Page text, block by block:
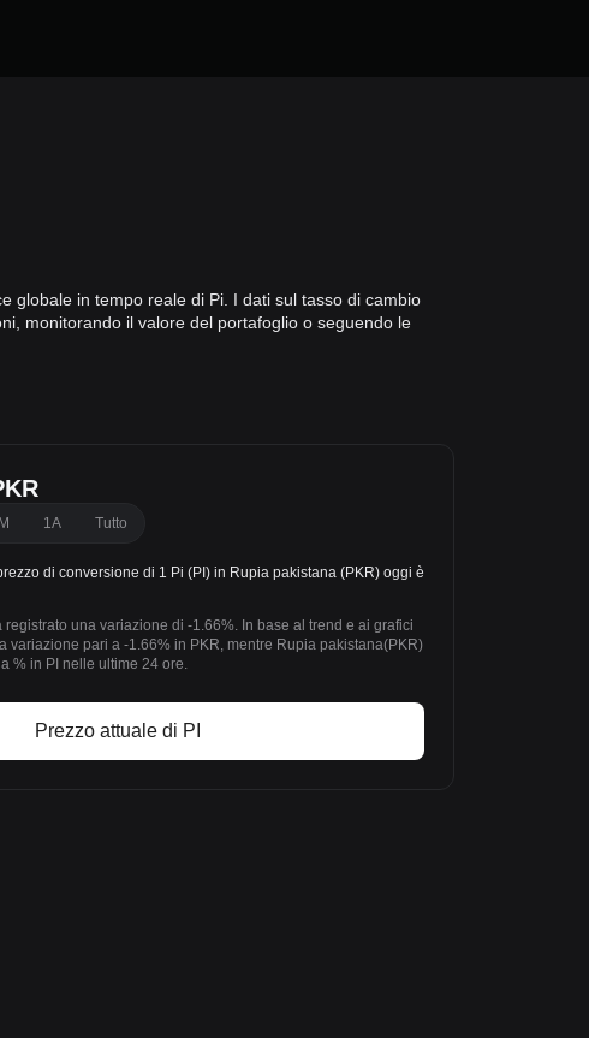
globale in tempo reale di Pi. I dati sul tasso di cambio
monitorando il valore del portafoglio o seguendo le
1A Tutto
di conversione di 1 Pi (PI) in Rupia pakistana (PKR) oggi è
registrato una variazione di -1.66%. In base al trend e ai grafici
variazione pari a -1.66% in PKR, mentre Rupia pakistana(PKR)
% in PI nelle ultime 24 ore.
Prezzo attuale di PI